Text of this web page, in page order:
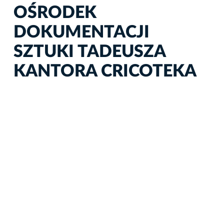
OŚRODEK
DOKUMENTACJI
SZTUKI TADEUSZA
KANTORA CRICOTEKA